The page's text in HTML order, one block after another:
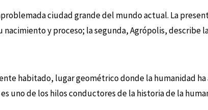
ciudad grande del mundo actual. La
y proceso; la segunda, Agrópolis, describe
habitado, lugar geométrico donde la humanidad
uno de los hilos conductores de la historia de la